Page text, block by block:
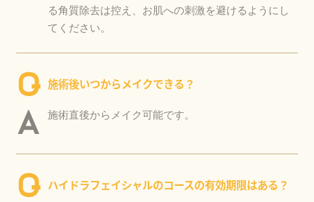
る角質除去は控え、お肌への刺激を避けるようにし
てください。
Q 施術後いつからメイクできる？
A 施術直後からメイク可能です。
Q ハイドラフェイシャルのコースの有効期限はある？